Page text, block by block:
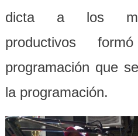
dicta a los
productivos
programación que
la programación.